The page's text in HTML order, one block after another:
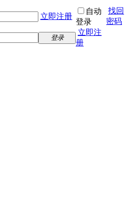
立即注册
自动
登录
找回
密码
登录
立即注
册